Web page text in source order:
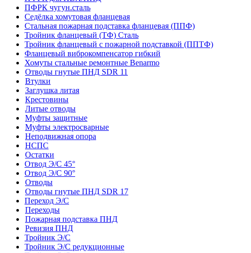
ПФРК чугун.сталь
Седёлка хомутовая фланцевая
Стальная пожарная подставка фланцевая (ППФ)
Тройник фланцевый (ТФ) Сталь
Тройник фланцевый с пожарной подставкой (ППТФ)
Фланцевый виброкомпенсатор гибкий
Хомуты стальные ремонтные Benarmo
Отводы гнутые ПНД SDR 11
Втулки
Заглушка литая
Крестовины
Литые отводы
Муфты защитные
Муфты электросварные
Неподвижная опора
НСПС
Остатки
Отвод Э/С 45°
Отвод Э/С 90°
Отводы
Отводы гнутые ПНД SDR 17
Переход Э/С
Переходы
Пожарная подставка ПНД
Ревизия ПНД
Тройник Э/С
Тройник Э/С редукционные